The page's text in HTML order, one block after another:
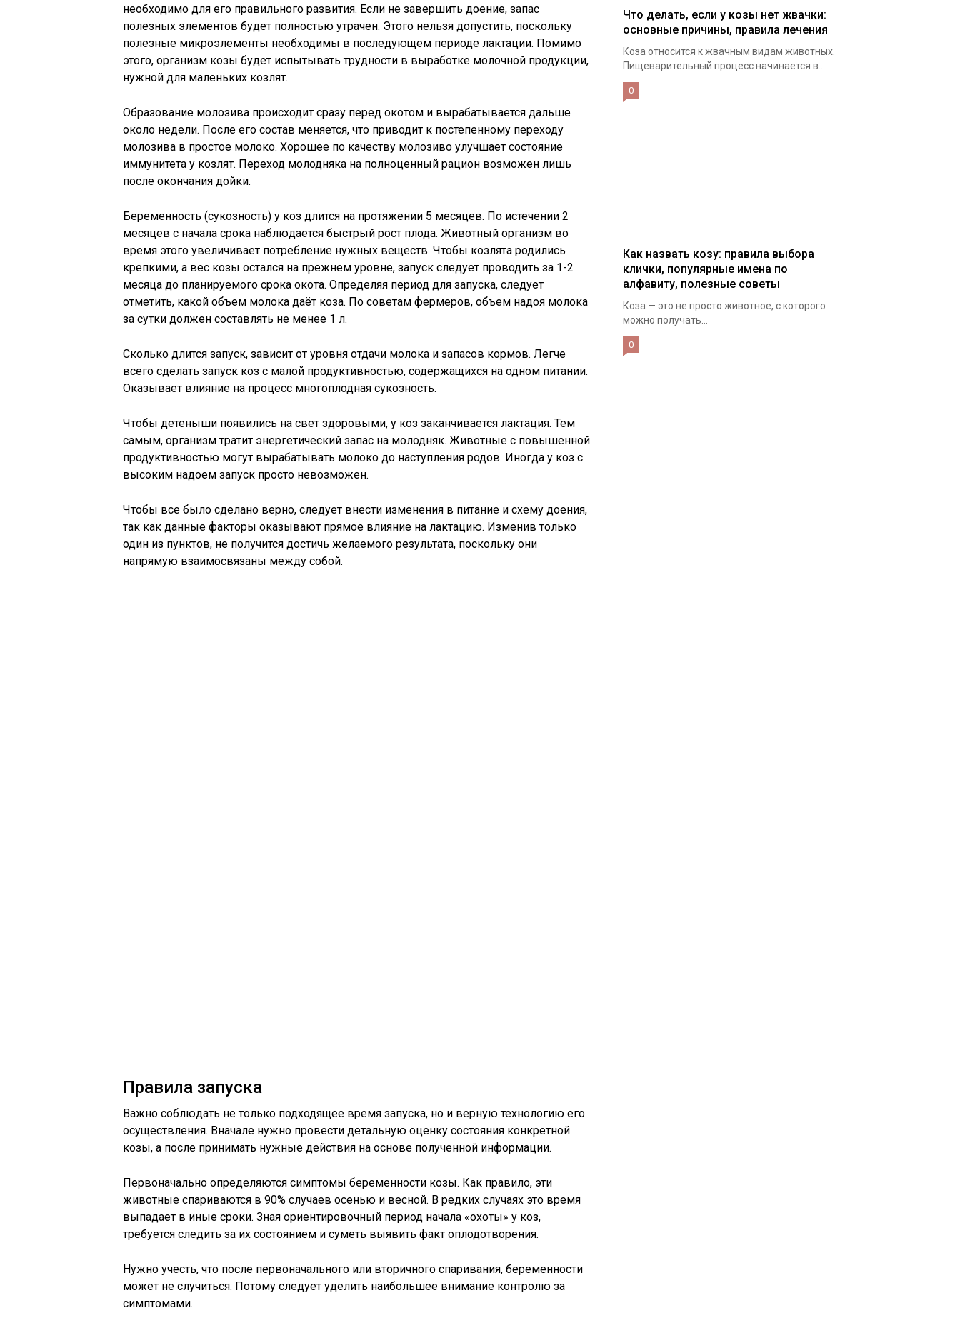
необходимо для его правильного развития. Если не завершить доение, запас
полезных элементов будет полностью утрачен. Этого нельзя допустить, поскольку
полезные микроэлементы необходимы в последующем периоде лактации. Помимо
этого, организм козы будет испытывать трудности в выработке молочной продукции,
нужной для маленьких козлят.
Образование молозива происходит сразу перед окотом и вырабатывается дальше
около недели. После его состав меняется, что приводит к постепенному переходу
молозива в простое молоко. Хорошее по качеству молозиво улучшает состояние
иммунитета у козлят. Переход молодняка на полноценный рацион возможен лишь
после окончания дойки.
Беременность (сукозность) у коз длится на протяжении 5 месяцев. По истечении 2
месяцев с начала срока наблюдается быстрый рост плода. Животный организм во
время этого увеличивает потребление нужных веществ. Чтобы козлята родились
крепкими, а вес козы остался на прежнем уровне, запуск следует проводить за 1-2
месяца до планируемого срока окота. Определяя период для запуска, следует
отметить, какой объем молока даёт коза. По советам фермеров, объем надоя молока
за сутки должен составлять не менее 1 л.
Сколько длится запуск, зависит от уровня отдачи молока и запасов кормов. Легче
всего сделать запуск коз с малой продуктивностью, содержащихся на одном питании.
Оказывает влияние на процесс многоплодная сукозность.
Чтобы детеныши появились на свет здоровыми, у коз заканчивается лактация. Тем
самым, организм тратит энергетический запас на молодняк. Животные с повышенной
продуктивностью могут вырабатывать молоко до наступления родов. Иногда у коз с
высоким надоем запуск просто невозможен.
Чтобы все было сделано верно, следует внести изменения в питание и схему доения,
так как данные факторы оказывают прямое влияние на лактацию. Изменив только
один из пунктов, не получится достичь желаемого результата, поскольку они
напрямую взаимосвязаны между собой.
Правила запуска
Важно соблюдать не только подходящее время запуска, но и верную технологию его
осуществления. Вначале нужно провести детальную оценку состояния конкретной
козы, а после принимать нужные действия на основе полученной информации.
Первоначально определяются симптомы беременности козы. Как правило, эти
животные спариваются в 90% случаев осенью и весной. В редких случаях это время
выпадает в иные сроки. Зная ориентировочный период начала «охоты» у коз,
требуется следить за их состоянием и суметь выявить факт оплодотворения.
Нужно учесть, что после первоначального или вторичного спаривания, беременности
может не случиться. Потому следует уделить наибольшее внимание контролю за
симптомами.
Что делать, если у козы нет жвачки:
основные причины, правила лечения
Коза относится к жвачным видам животных.
Пищеварительный процесс начинается в...
0
Как назвать козу: правила выбора
клички, популярные имена по
алфавиту, полезные советы
Коза — это не просто животное, с которого
можно получать...
0